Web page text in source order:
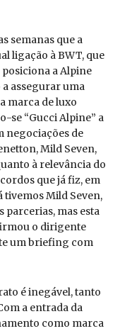
semanas que a
ligação à BWT, que
a Alpine
assegurar uma
marca de luxo
se “Gucci Alpine” a
negociações de
Mild Seven,
à relevância do
que já fiz, em
tivemos Mild Seven,
parcerias, mas esta
o dirigente
um briefing com
é inegável, tanto
a entrada da
como marca